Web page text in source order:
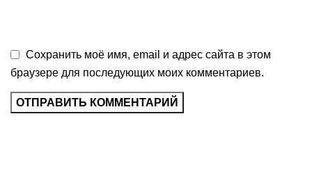
Сохранить моё имя, email и адрес сайта в этом
браузере для последующих моих комментариев.